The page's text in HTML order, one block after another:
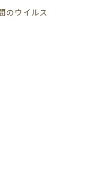
のウイルス